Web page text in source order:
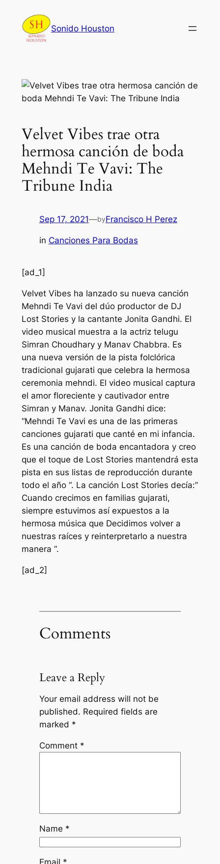
content
Sonido Houston
Velvet Vibes trae otra
hermosa canción de boda
Mehndi Te Vavi: The
Tribune India
Sep 17, 2021—byFrancisco H Perez
in Canciones Para Bodas
[ad_1]
Velvet Vibes ha lanzado su nueva canción
Mehndi Te Vavi del dúo productor de DJ
Lost Stories y la cantante Jonita Gandhi. El
video musical muestra a la actriz telugu
Simran Choudhary y Manav Chabbra. Es
una nueva versión de la pista folclórica
tradicional gujarati que celebra la hermosa
ceremonia mehndi. El video musical captura
el amor floreciente y cautivador entre
Simran y Manav. Jonita Gandhi dice:
“Mehndi Te Vavi es una de las primeras
canciones gujarati que canté en mi infancia.
Es una canción de boda encantadora y creo
que el toque de Lost Stories mantendrá esta
pista en sus listas de reproducción durante
todo el año “. La canción Lost Stories decía:”
Cuando crecimos en familias gujarati,
siempre estuvimos así expuestos a la
hermosa música que Decidimos volver a
nuestras raíces y reinterpretarlo a nuestra
manera “.
[ad_2]
Comments
Leave a Reply
Your email address will not be
published. Required fields are
marked *
Comment *
Name *
Email *